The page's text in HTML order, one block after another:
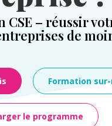
CSE – réussir
de
Formation
le programme